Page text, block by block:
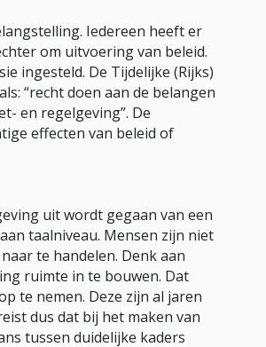
Iedereen heeft er
om uitvoering van beleid.
ingesteld. De Tijdelijke (Rijks)
“recht doen aan de belangen
en regelgeving”. De
effecten van beleid of
uit wordt gegaan van een
taalniveau. Mensen zijn niet
te handelen. Denk aan
ruimte in te bouwen. Dat
te nemen. Deze zijn al jaren
dus dat bij het maken van
tussen duidelijke kaders